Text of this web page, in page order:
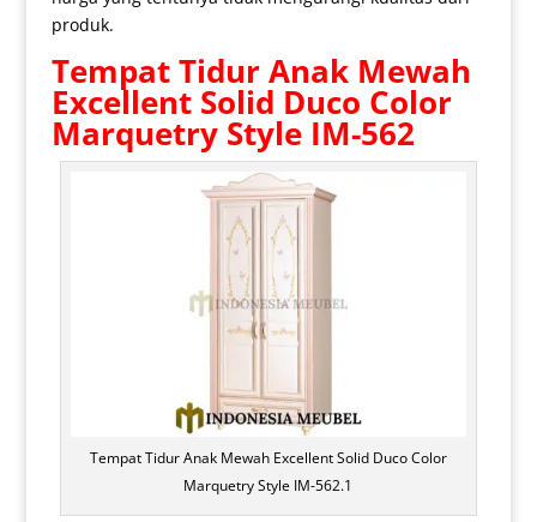
produk.
Tempat Tidur AnakMewah
Excellent Solid Duco Color
Marquetry Style IM-562
Tempat Tidur Anak Mewah Excellent Solid Duco Color
Marquetry Style IM-562.1